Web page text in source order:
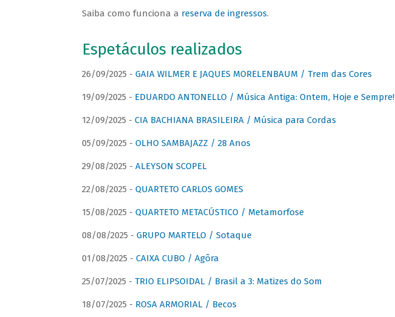
Saiba como funciona a reserva de ingressos.
Espetáculos realizados
26/09/2025 - GAIA WILMER E JAQUES MORELENBAUM / Trem das Cores
19/09/2025 - EDUARDO ANTONELLO / Música Antiga: Ontem, Hoje e Sempre!
12/09/2025 - CIA BACHIANA BRASILEIRA / Música para Cordas
05/09/2025 - OLHO SAMBAJAZZ / 28 Anos
29/08/2025 - ALEYSON SCOPEL
22/08/2025 - QUARTETO CARLOS GOMES
15/08/2025 - QUARTETO METACÚSTICO / Metamorfose
08/08/2025 - GRUPO MARTELO / Sotaque
01/08/2025 - CAIXA CUBO / Agôra
25/07/2025 - TRIO ELIPSOIDAL / Brasil a 3: Matizes do Som
18/07/2025 - ROSA ARMORIAL / Becos